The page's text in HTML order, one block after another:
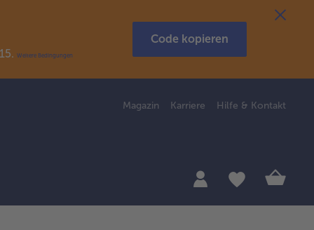
Weitere Bedingungen
Code kopieren
Magazin Karriere Hilfe & Kontakt